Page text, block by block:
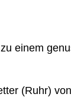
einem
(Ruhr)